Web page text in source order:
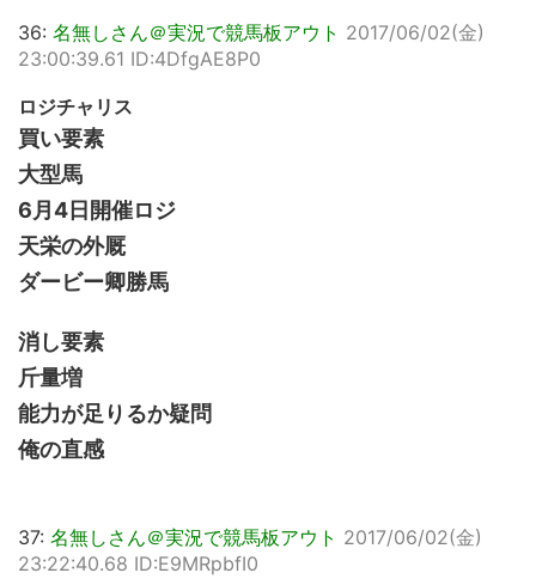
36: 名無しさん＠実況で競馬板アウト 2017/06/02(金)
23:00:39.61 ID:4DfgAE8P0
ロジチャリス
買い要素
大型馬
6月4日開催ロジ
天栄の外厩
ダービー卿勝馬
消し要素
斤量増
能力が足りるか疑問
俺の直感
37: 名無しさん＠実況で競馬板アウト 2017/06/02(金)
23:22:40.68 ID:E9MRpbfI0